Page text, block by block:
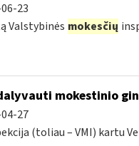
23
Valstybinės mokesčių
mokestinio
27
(toliau – VMI) kartu